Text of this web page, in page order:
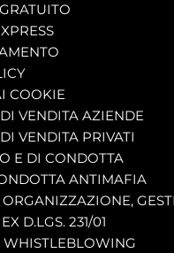
COOKIE
VENDITA AZIENDE
VENDITA PRIVATI
E DI CONDOTTA
ANTIMAFIA
D.LGS. 231/01
WHISTLEBLOWING